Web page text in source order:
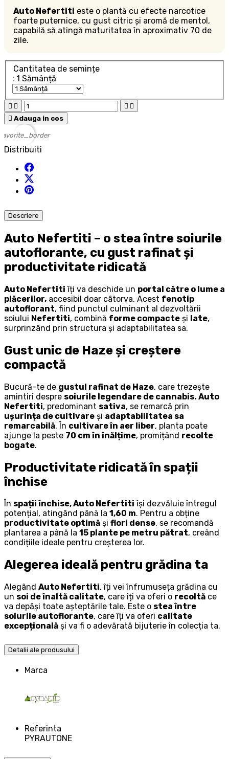
Auto Nefertiti este o plantă cu efecte narcotice
foarte puternice, cu gust citric și aromă de mentol,
capabilă să atingă maturitatea în aproximativ 70 de
zile.
Cantitatea de semințe
: 1 Sămânță
   
 Adauga in cos
favorite_border
Distribuiti
Descriere
Auto Nefertiti – o stea între soiurile
autoflorante, cu gust rafinat și
productivitate ridicată
Auto Nefertiti îți va deschide un portal către o lume a
plăcerilor, accesibil doar câtorva. Acest fenotip
autoflorant, fiind punctul culminant al dezvoltării
soiului Nefertiti, combină forme compacte și late,
surprinzând prin structura și adaptabilitatea sa.
Gust unic de Haze și creștere
compactă
Bucură-te de gustul rafinat de Haze, care trezește
amintiri despre soiurile legendare de cannabis. Auto
Nefertiti, predominant sativa, se remarcă prin
ușurința de cultivare și adaptabilitatea sa
remarcabilă. În cultivare în aer liber, planta poate
ajunge la peste 70 cm în înălțime, promițând recolte
bogate.
Productivitate ridicată în spații
închise
În spații închise, Auto Nefertiti își dezvăluie întregul
potențial, atingând până la 1,60 m. Pentru a obține
productivitate optimă și flori dense, se recomandă
plantarea a până la 15 plante pe metru pătrat, creând
condițiile ideale pentru creșterea lor.
Alegerea ideală pentru grădina ta
Alegând Auto Nefertiti, îți vei înfrumuseța grădina cu
un soi de înaltă calitate, care îți va oferi o recoltă ce
va depăși toate așteptările tale. Este o stea între
soiurile autoflorante, care îți va oferi calitate
excepțională și va fi o adevărată bijuterie în colecția ta.
Detalii ale produsului
Marca
Referinta
PYRAUTONE